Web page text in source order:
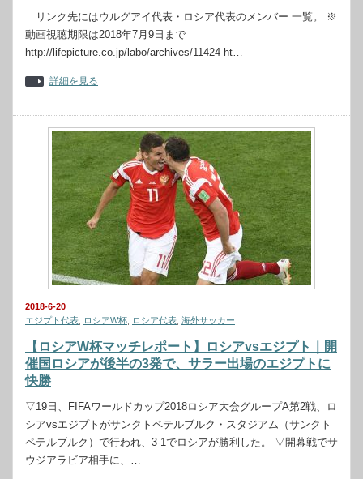
リンク先にはウルグアイ代表・ロシア代表のメンバー 一覧。 ※
動画視聴期限は2018年7月9日まで
http://lifepicture.co.jp/labo/archives/11424 ht…
詳細を見る
2018-6-20
エジプト代表
ロシアW杯 ロシア代表 海外サッカー
【ロシアW杯マッチレポート】ロシアvsエジプト｜開
催国ロシアが後半の3発で、サラー出場のエジプトに
快勝
▽19日、FIFAワールドカップ2018ロシア大会グループA第2戦、ロ
シアvsエジプトがサンクトペテルブルク・スタジアム（サンクト
ペテルブルク）で行われ、3-1でロシアが勝利した。 ▽開幕戦でサ
ウジアラビア相手に、…